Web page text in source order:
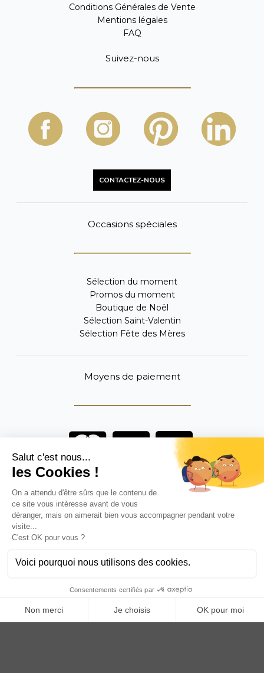
Conditions Générales de Vente
Mentions légales
FAQ
Suivez-nous
CONTACTEZ-NOUS
Occasions spéciales
Sélection du moment
Promos du moment
Boutique de Noël
Sélection Saint-Valentin
Sélection Fête des Mères
Moyens de paiement
Vous êtes un professionnel ?
Anoq bénéficie du soutien financier de la région Hauts de